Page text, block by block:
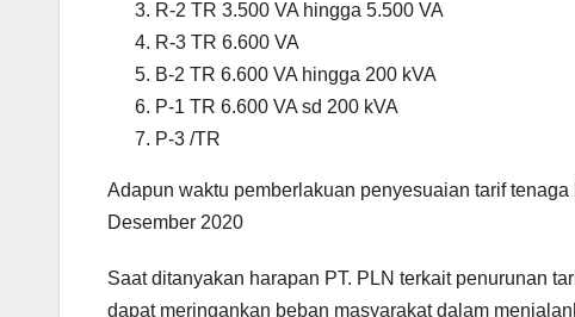
R-2 TR 3.500 VA hingga 5.500 VA
R-3 TR 6.600 VA
B-2 TR 6.600 VA hingga 200 kVA
P-1 TR 6.600 VA sd 200 kVA
P-3 /TR
Adapun waktu pemberlakuan penyesuaian tarif
Desember 2020
Saat ditanyakan harapan PT. PLN terkait penurunan
dapat meringankan beban masyarakat dalam